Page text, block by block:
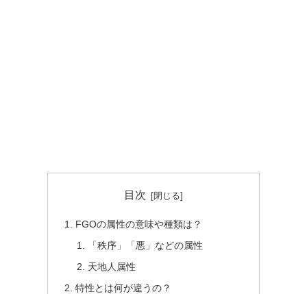
目次
FGOの属性の意味や種類は？
「秩序」「悪」などの属性
天地人属性
特性とは何が違うの？